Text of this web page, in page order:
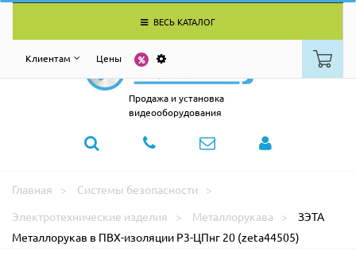
ВЕСЬ КАТАЛОГ
Клиентам Цены
Продажа и установка
видеооборудования
Главная
Системы безопасности
Электротехнические изделия
Металлорукава
ЗЭТА
Металлорукав в ПВХ-изоляции Р3-ЦПнг 20 (zeta44505)